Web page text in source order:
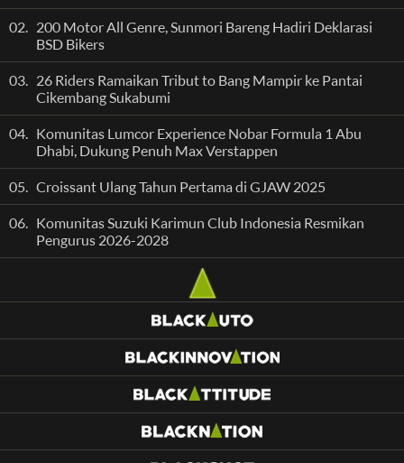
02. 200 Motor All Genre, Sunmori Bareng Hadiri Deklarasi
BSD Bikers
03. 26 Riders Ramaikan Tribut to Bang Mampir ke Pantai
Cikembang Sukabumi
04. Komunitas Lumcor Experience Nobar Formula 1 Abu
Dhabi, Dukung Penuh Max Verstappen
05. Croissant Ulang Tahun Pertama di GJAW 2025
06. Komunitas Suzuki Karimun Club Indonesia Resmikan
Pengurus 2026-2028